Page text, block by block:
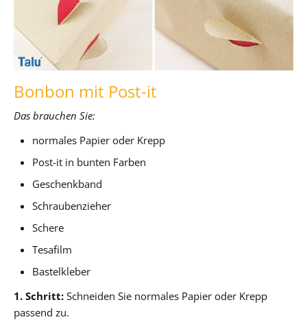
Bonbon mit Post-it
Das brauchen Sie:
normales Papier oder Krepp
Post-it in bunten Farben
Geschenkband
Schraubenzieher
Schere
Tesafilm
Bastelkleber
1. Schritt: Schneiden Sie normales Papier oder Krepp
passend zu.